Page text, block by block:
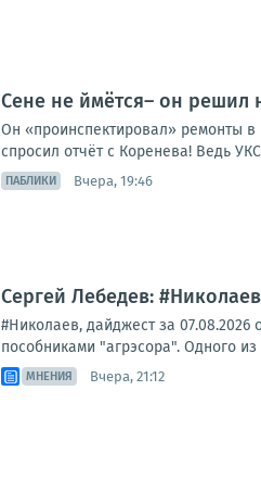
Сене не ймётся– он решил
Он «проинспектировал» ремонты в
спросил отчёт с Коренева! Ведь
ПАБЛИКИ Вчера, 19:46
Сергей Лебедев:
#Николаев, дайджест за
пособниками "агрэсора". Одного
МНЕНИЯ Вчера, 21:12